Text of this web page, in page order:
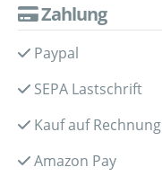
Zahlung
Paypal
SEPA Lastschrift
Kauf auf Rechnung
Amazon Pay